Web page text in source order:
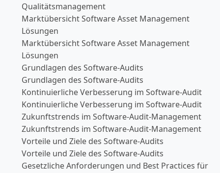
Qualitätsmanagement
Marktübersicht Software Asset Management
Lösungen
Marktübersicht Software Asset Management
Lösungen
Grundlagen des Software-Audits
Grundlagen des Software-Audits
Kontinuierliche Verbesserung im Software-Audit
Kontinuierliche Verbesserung im Software-Audit
Zukunftstrends im Software-Audit-Management
Zukunftstrends im Software-Audit-Management
Vorteile und Ziele des Software-Audits
Vorteile und Ziele des Software-Audits
Gesetzliche Anforderungen und Best Practices für